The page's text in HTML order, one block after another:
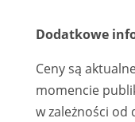
Dodatkowe
Ceny są
momencie
w zależności od